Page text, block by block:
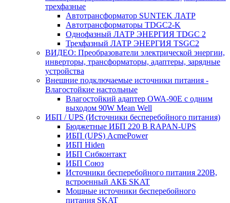
трехфазные
Автотрансформатор SUNTEK ЛАТР
Автотрансформаторы TDGC2-K
Однофазный ЛАТР ЭНЕРГИЯ TDGC 2
Трехфазный ЛАТР ЭНЕРГИЯ TSGC2
ВИДЕО: Преобразователи электрической энергии,
инверторы, трансформаторы, адаптеры, зарядные
устройства
Внешние подключаемые источники питания -
Влагостойкие настольные
Влагостойкий адаптер OWA-90E с одним
выходом 90W Mean Well
ИБП / UPS (Источники бесперебойного питания)
Бюджетные ИБП 220 В RAPAN-UPS
ИБП (UPS) AcmePower
ИБП Hiden
ИБП Сибконтакт
ИБП Союз
Источники бесперебойного питания 220В,
встроенный АКБ SKAT
Мощные источники бесперебойного
питания SKAT